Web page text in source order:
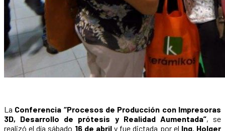
La Conferencia “Procesos de Producción con Impresoras
3D, Desarrollo de prótesis y Realidad Aumentada”, se
realizó el día sábado 16 de abrily fue dictada por el Ing. Holger